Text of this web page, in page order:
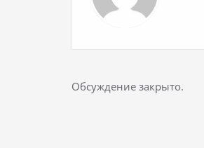
Обсуждение закрыто.